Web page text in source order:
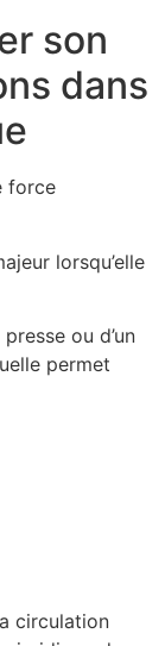
son
dans
force
lorsqu’elle
ou d’un
permet
circulation